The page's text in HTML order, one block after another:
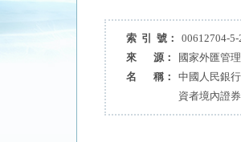
索 引 號：
00612704-
來 源：
國家外匯管
名 稱：
中國人民銀
資者境內證